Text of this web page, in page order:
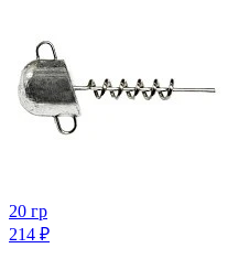
20 гр
214 ₽